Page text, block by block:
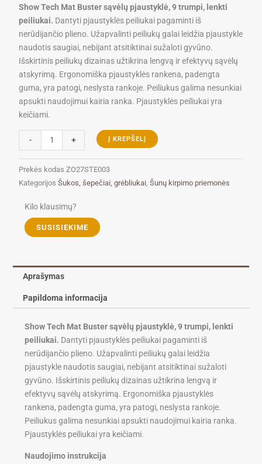
Show Tech Mat Buster sąvėlų pjaustyklė, 9 trumpi, lenkti
peiliukai. Dantyti pjaustyklės peiliukai pagaminti iš
nerūdijančio plieno. Užapvalinti peiliukų galai leidžia pjaustykle
naudotis saugiai, nebijant atsitiktinai sužaloti gyvūno.
Išskirtinis peiliukų dizainas užtikrina lengvą ir efektyvų sąvėlų
atskyrimą. Ergonomiška pjaustyklės rankena, padengta
guma, yra patogi, neslysta rankoje. Peiliukus galima nesunkiai
apsukti naudojimui kairia ranka. Pjaustyklės peiliukai yra
keičiami.
-
produkto
kiekis:
Buster
sąvėlų
pjaustyklė,
+ Į KREPŠELĮ
Prekės kodasZO27STE003
Kategorijos Šukos, šepečiai, grėbliukai,Šunų kirpimo priemonės
Kilo klausimų?
SUSISIEKIME
Aprašymas
Papildoma informacija
Show Tech Mat Buster sąvėlų pjaustyklė, 9 trumpi, lenkti
peiliukai. Dantyti pjaustyklės peiliukai pagaminti iš
nerūdijančio plieno. Užapvalinti peiliukų galai leidžia
pjaustykle naudotis saugiai, nebijant atsitiktinai sužaloti
gyvūno. Išskirtinis peiliukų dizainas užtikrina lengvą ir
efektyvų sąvėlų atskyrimą. Ergonomiška pjaustyklės
rankena, padengta guma, yra patogi, neslysta rankoje.
Peiliukus galima nesunkiai apsukti naudojimui kairia ranka.
Pjaustyklės peiliukai yra keičiami.
Naudojimo instrukcija